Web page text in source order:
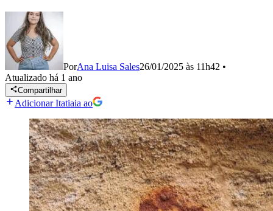
PorAna Luisa Sales26/01/2025 às 11h42 •
Atualizado há 1 ano
Compartilhar
Adicionar Itatiaia ao